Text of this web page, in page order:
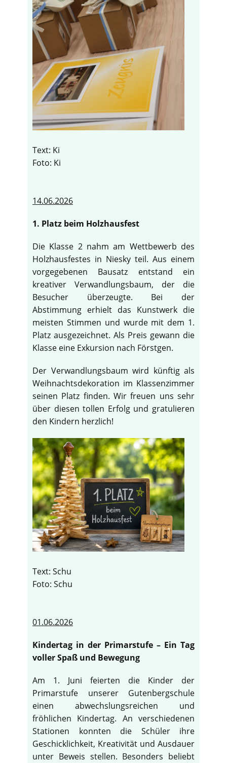
Text: Ki
Foto: Ki
14.06.2026
1. Platz beim Holzhausfest
Die Klasse 2 nahm am Wettbewerb des
Holzhausfestes in Niesky teil. Aus einem
vorgegebenen Bausatz entstand ein
kreativer Verwandlungsbaum, der die
Besucher überzeugte. Bei der
Abstimmung erhielt das Kunstwerk die
meisten Stimmen und wurde mit dem 1.
Platz ausgezeichnet. Als Preis gewann die
Klasse eine Exkursion nach Förstgen.
Der Verwandlungsbaum wird künftig als
Weihnachtsdekoration im Klassenzimmer
seinen Platz finden. Wir freuen uns sehr
über diesen tollen Erfolg und gratulieren
den Kindern herzlich!
Text: Schu
Foto: Schu
01.06.2026
Kindertag in der Primarstufe – Ein Tag
voller Spaß und Bewegung
Am 1. Juni feierten die Kinder der
Primarstufe unserer Gutenbergschule
einen abwechslungsreichen und
fröhlichen Kindertag. An verschiedenen
Stationen konnten die Schüler ihre
Geschicklichkeit, Kreativität und Ausdauer
unter Beweis stellen. Besonders beliebt